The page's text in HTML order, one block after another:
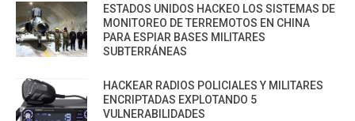
ESTADOS UNIDOS HACKEO LOS SISTEMAS DE
MONITOREO DE TERREMOTOS EN CHINA
PARA ESPIAR BASES MILITARES
SUBTERRÁNEAS
HACKEAR RADIOS POLICIALES Y MILITARES
ENCRIPTADAS EXPLOTANDO 5
VULNERABILIDADES